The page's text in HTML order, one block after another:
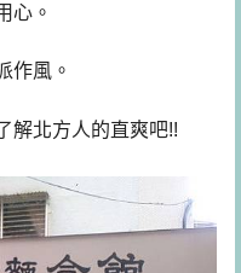
心。
作風。
解北方人的直爽吧!!